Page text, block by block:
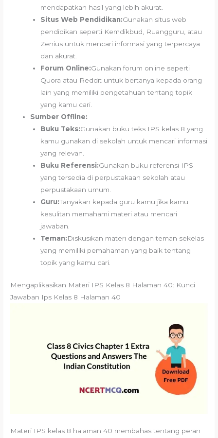
mendapatkan hasil yang lebih akurat.
Situs Web Pendidikan:Gunakan situs web
pendidikan seperti Kemdikbud, Ruangguru, atau
Zenius untuk mencari informasi yang terpercaya
dan akurat.
Forum Online:Gunakan forum online seperti
Quora atau Reddit untuk bertanya kepada orang
lain yang memiliki pengetahuan tentang topik
yang kamu cari.
Sumber Offline:
Buku Teks:Gunakan buku teks IPS kelas 8 yang
kamu gunakan di sekolah untuk mencari informasi
yang relevan.
Buku Referensi:Gunakan buku referensi IPS
yang tersedia di perpustakaan sekolah atau
perpustakaan umum.
Guru:Tanyakan kepada guru kamu jika kamu
kesulitan memahami materi atau mencari
jawaban.
Teman:Diskusikan materi dengan teman sekelas
yang memiliki pemahaman yang baik tentang
topik yang kamu cari.
Mengaplikasikan Materi IPS Kelas 8 Halaman 40: Kunci
Jawaban Ips Kelas 8 Halaman 40
Materi IPS kelas 8 halaman 40 membahas tentang peran